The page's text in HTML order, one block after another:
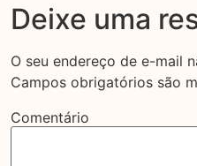
Deixe uma
O seu endereço de e-mail
Campos obrigatórios são
Comentário